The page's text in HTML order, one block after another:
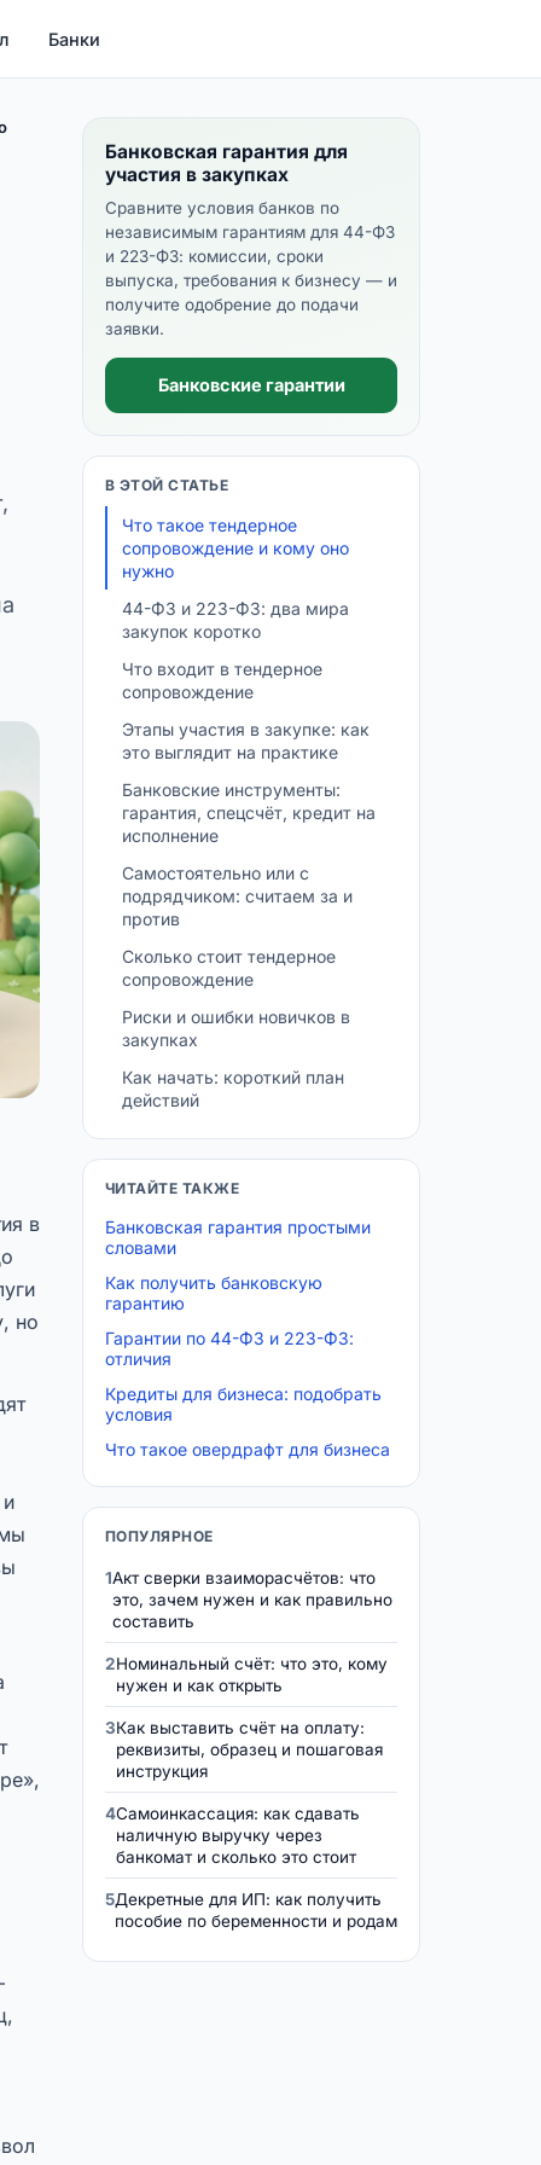
Банки
в
но
Банковская гарантия для
участия в закупках
Сравните условия банков по
независимым гарантиям для 44-ФЗ
и 223-ФЗ: комиссии, сроки
выпуска, требования к бизнесу — и
получите одобрение до подачи
заявки.
Банковские гарантии
В ЭТОЙ СТАТЬЕ
Что такое тендерное
сопровождение и кому оно
нужно
44-ФЗ и 223-ФЗ: два мира
закупок коротко
Что входит в тендерное
сопровождение
Этапы участия в закупке: как
это выглядит на практике
Банковские инструменты:
гарантия, спецсчёт, кредит на
исполнение
Самостоятельно или с
подрядчиком: считаем за и
против
Сколько стоит тендерное
сопровождение
Риски и ошибки новичков в
закупках
Как начать: короткий план
действий
ЧИТАЙТЕ ТАКЖЕ
Банковская гарантия простыми
словами
Как получить банковскую
гарантию
Гарантии по 44-ФЗ и 223-ФЗ:
отличия
Кредиты для бизнеса: подобрать
условия
Что такое овердрафт для бизнеса
ПОПУЛЯРНОЕ
1Акт сверки взаиморасчётов: что
это, зачем нужен и как правильно
составить
2Номинальный счёт: что это, кому
нужен и как открыть
3Как выставить счёт на оплату:
реквизиты, образец и пошаговая
инструкция
4Самоинкассация: как сдавать
наличную выручку через
банкомат и сколько это стоит
5Декретные для ИП: как получить
пособие по беременности и родам